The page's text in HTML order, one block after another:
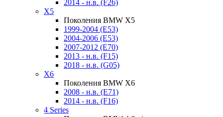
2014 - н.в. (F26)
X5
Поколения BMW X5
1999-2004 (E53)
2004-2006 (E53)
2007-2012 (E70)
2013 - н.в. (F15)
2018 - н.в. (G05)
X6
Поколения BMW X6
2008 - н.в. (E71)
2014 - н.в. (F16)
4 Series